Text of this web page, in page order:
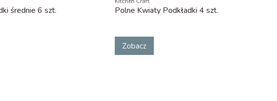
średnie 6 szt. Polne Kwiaty Podkładki 4 szt.
Zobacz